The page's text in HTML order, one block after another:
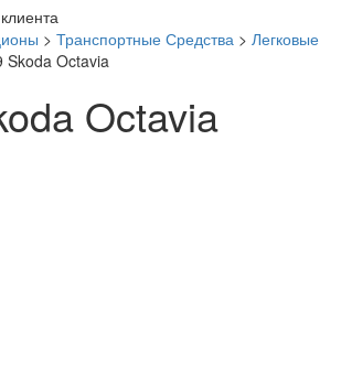
> Транспортные Средства > Легковые
Skoda Octavia
Octavia